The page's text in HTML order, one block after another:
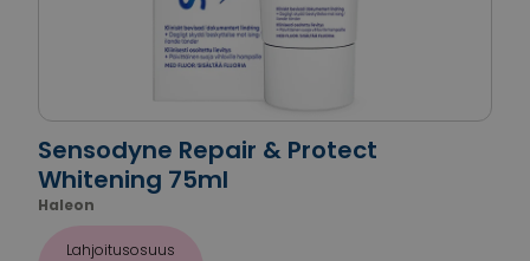
Sensodyne Repair & Protect
Whitening 75ml
Haleon
Lahjoitusosuus